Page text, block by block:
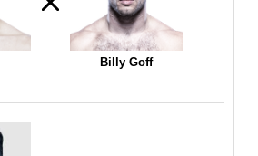
Billy Goff